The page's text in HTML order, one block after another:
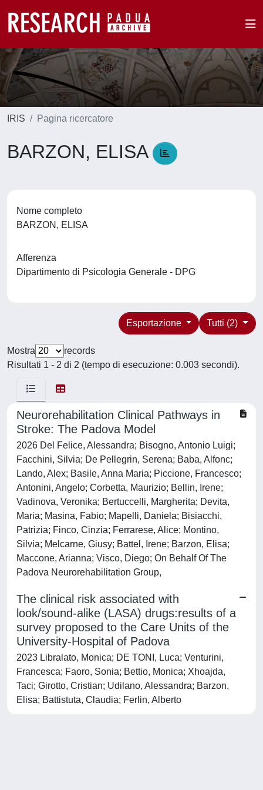
IRIS Pagina ricercatore
BARZON, ELISA
Nome completo
BARZON, ELISA
Afferenza
Dipartimento di Psicologia Generale - DPG
Tutti (2)
Esportazione
Mostra
records
Risultati 1 - 2 di 2 (tempo di esecuzione: 0.003 secondi).
Neurorehabilitation Clinical Pathways in
Stroke: The Padova Model
2026 Del Felice, Alessandra; Bisogno, Antonio Luigi;
Facchini, Silvia; De Pellegrin, Serena; Baba, Alfonc;
Lando, Alex; Basile, Anna Maria; Piccione, Francesco;
Antonini, Angelo; Corbetta, Maurizio; Bellin, Irene;
Vadinova, Veronika; Bertuccelli, Margherita; Devita,
Maria; Masina, Fabio; Mapelli, Daniela; Bisiacchi,
Patrizia; Finco, Cinzia; Ferrarese, Alice; Montino,
Silvia; Melcarne, Giusy; Battel, Irene; Barzon, Elisa;
Maccone, Arianna; Visco, Diego; On Behalf Of The
Padova Neurorehabilitation Group,
The clinical risk associated with
look/sound-alike (LASA) drugs:results of a
survey proposed to the Care Units of the
University-Hospital of Padova
2023 Libralato, Monica; DE TONI, Luca; Venturini,
Francesca; Faoro, Sonia; Bettio, Monica; Xhoajda,
Taci; Girotto, Cristian; Udilano, Alessandra; Barzon,
Elisa; Battistuta, Claudia; Ferlin, Alberto